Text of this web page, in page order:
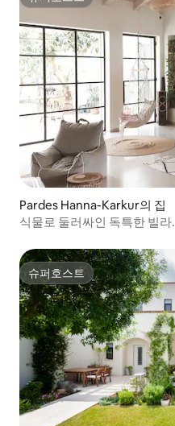
슈퍼호스트
Pardes Hanna-Karkur의 집
식물로 둘러싸인 독특한 빌라.
슈퍼호스트
슈퍼호스트